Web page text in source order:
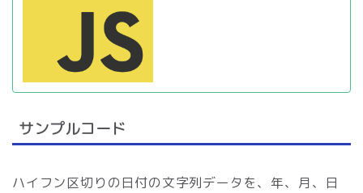
サンプルコード
ハイフン区切りの日付の文字列データを、年、月、日